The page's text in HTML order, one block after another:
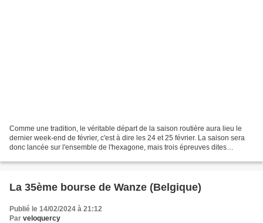
Comme une tradition, le véritable départ de la saison routière aura lieu le
dernier week-end de février, c'est à dire les 24 et 25 février. La saison sera
donc lancée sur l'ensemble de l'hexagone, mais trois épreuves dites
La 35ème bourse de Wanze (Belgique)
Publié le 14/02/2024 à 21:12
Par veloquercy